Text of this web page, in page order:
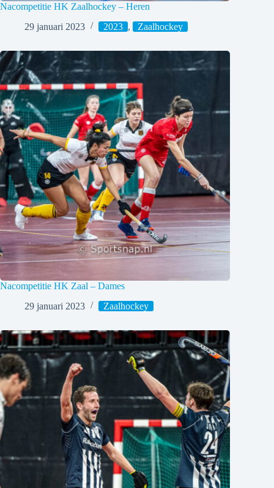
Nacompetitie HK Zaalhockey – Heren
29 januari 2023
2023 , Zaalhockey
Nacompetitie HK Zaal – Dames
29 januari 2023
Zaalhockey